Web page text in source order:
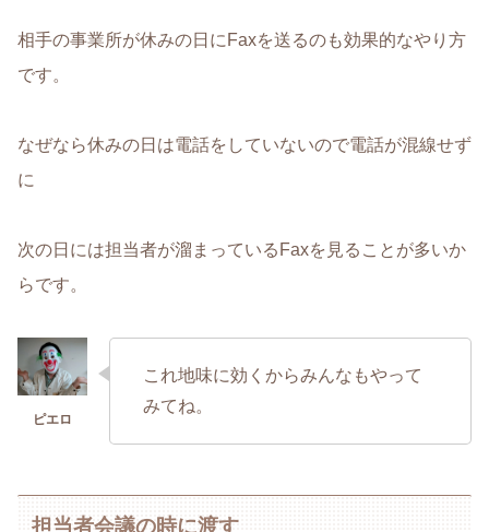
相手の事業所が休みの日にFaxを送るのも効果的なやり方
です。
なぜなら休みの日は電話をしていないので電話が混線せず
に
次の日には担当者が溜まっているFaxを見ることが多いか
らです。
これ地味に効くからみんなもやって
みてね。
担当者会議の時に渡す